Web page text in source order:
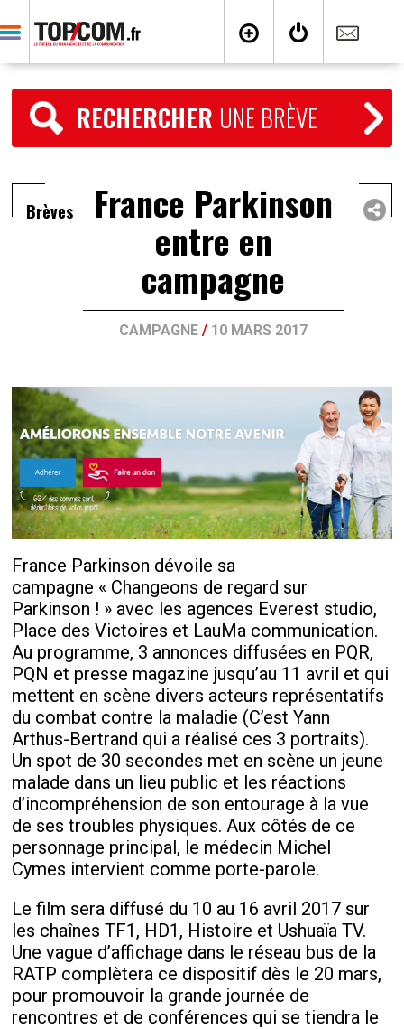
RECHERCHER UNE BRÈVE
Brèves France Parkinson
entre en
campagne
CAMPAGNE / 10 MARS 2017
France Parkinson dévoile sa
campagne « Changeons de regard sur
Parkinson ! » avec les agences Everest studio,
Place des Victoires et LauMa communication.
Au programme, 3 annonces diffusées en PQR,
PQN et presse magazine jusqu’au 11 avril et qui
mettent en scène divers acteurs représentatifs
du combat contre la maladie (C’est Yann
Arthus-Bertrand qui a réalisé ces 3 portraits).
Un spot de 30 secondes met en scène un jeune
malade dans un lieu public et les réactions
d’incompréhension de son entourage à la vue
de ses troubles physiques. Aux côtés de ce
personnage principal, le médecin Michel
Cymes intervient comme porte-parole.
Le film sera diffusé du 10 au 16 avril 2017 sur
les chaînes TF1, HD1, Histoire et Ushuaïa TV.
Une vague d’affichage dans le réseau bus de la
RATP complètera ce dispositif dès le 20 mars,
pour promouvoir la grande journée de
rencontres et de conférences qui se tiendra le